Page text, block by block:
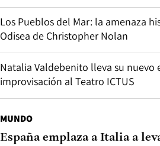
Los Pueblos del Mar: la amenaza
Odisea de Christopher Nolan
Natalia Valdebenito lleva su nuevo
improvisación al Teatro ICTUS
MUNDO
España emplaza a Italia a